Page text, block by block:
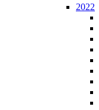
2022